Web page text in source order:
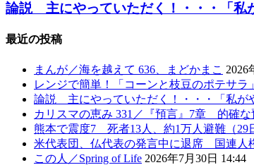
論説 主にやっていただく！・・・「私
最近の投稿
まんが／海を越えて 636、まどかまこ 2026
レンジで簡単！「コーンと枝豆のポテサラ
論説 主にやっていただく！・・・「私が
カリスマの恵み 331／『預言』7章 的確な
熊本で震度7 死者13人、約1万人避難（
米代表団、仏代表の発言中に退席 国連人
この人／Spring of Life 2026年7月30日 14:44